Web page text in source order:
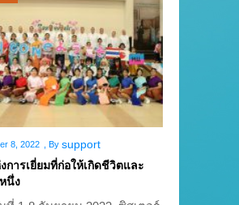
8, 2022 , By support
การเยี่ยมที่ก่อให้เกิดชีวิตและ
นึ่ง